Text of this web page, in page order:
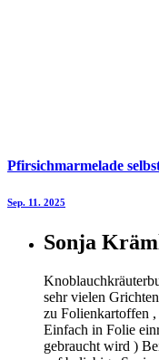
Pfirsichmarmelade
Sep. 11. 2025
Sonja
sehr vielen
zu Folienkartoffen ,
Einfach in Folie
gebraucht wird )